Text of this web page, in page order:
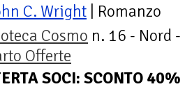
C. Wright | Romanzo
Cosmo n. 16 - Nord -
Offerte
SOCI: SCONTO 40%